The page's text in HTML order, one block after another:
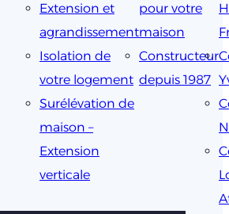
Extension et
agrandissement
Isolation de
votre logement
Surélévation de
maison –
Extension
verticale
pour votre
maison
Constructeur
depuis 1987